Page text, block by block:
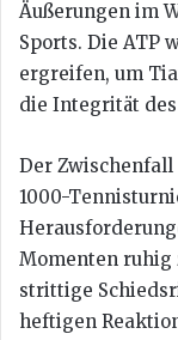
Äußerungen im
Sports. Die ATP
ergreifen, um
die Integrität
Der
1000-
Momenten ruhig
strittige
heftigen